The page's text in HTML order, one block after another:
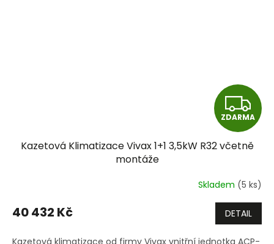
Z
D
A
R
M
A
ZDARMA
Kazetová Klimatizace Vivax 1+1 3,5kW R32 včetně
montáže
Skladem (5 ks)
40 432 Kč DETAIL